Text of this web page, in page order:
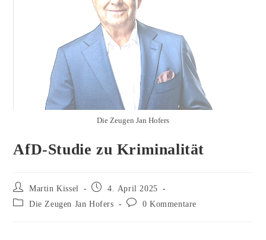
Die Zeugen Jan Hofers
AfD-Studie zu Kriminalität
Beitrags-
Autor:
Martin Kissel
Beitrag
veröffentlicht:
4. April 2025
Beitrags-Die Zeugen Jan Hofers
Beitrags-0 Kommentare